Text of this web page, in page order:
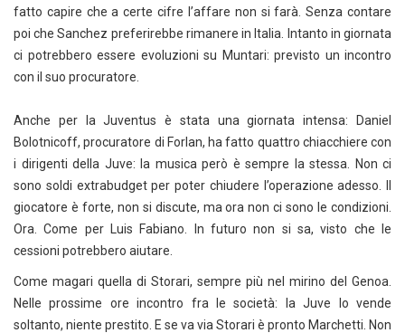
fatto capire che a certe cifre l’affare non si farà. Senza contare
poi che Sanchez preferirebbe rimanere in Italia. Intanto in giornata
ci potrebbero essere evoluzioni su Muntari: previsto un incontro
con il suo procuratore.
Anche per la Juventus è stata una giornata intensa: Daniel
Bolotnicoff, procuratore di Forlan, ha fatto quattro chiacchiere con
i dirigenti della Juve: la musica però è sempre la stessa. Non ci
sono soldi extrabudget per poter chiudere l’operazione adesso. Il
giocatore è forte, non si discute, ma ora non ci sono le condizioni.
Ora. Come per Luis Fabiano. In futuro non si sa, visto che le
cessioni potrebbero aiutare.
Come magari quella di Storari, sempre più nel mirino del Genoa.
Nelle prossime ore incontro fra le società: la Juve lo vende
soltanto, niente prestito. E se va via Storari è pronto Marchetti. Non